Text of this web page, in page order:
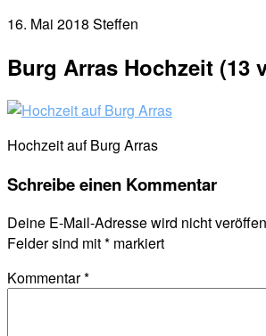
16. Mai 2018 Steffen
Burg Arras Hochzeit (13
Hochzeit auf Burg Arras
Schreibe einen Kommentar
Deine E-Mail-Adresse wird nicht
Felder sind mit* markiert
Kommentar*